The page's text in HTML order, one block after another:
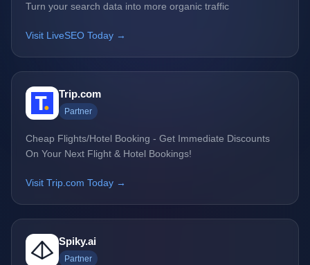
Turn your search data into more organic traffic
Visit LiveSEO Today →
Trip.com
Partner
Cheap Flights/Hotel Booking - Get Immediate Discounts
On Your Next Flight & Hotel Bookings!
Visit Trip.com Today →
Spiky.ai
Partner